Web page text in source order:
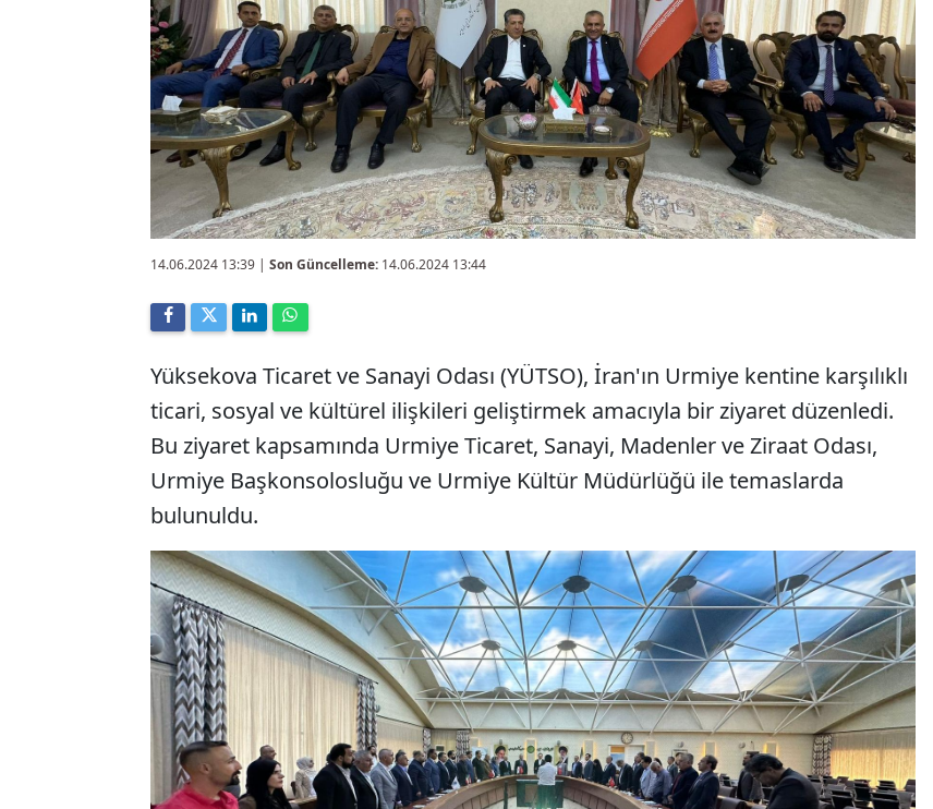
14.06.2024 13:39 | Son Güncelleme: 14.06.2024 13:44
Yüksekova Ticaret ve Sanayi Odası (YÜTSO), İran'ın Urmiye kentine karşılıklı
ticari, sosyal ve kültürel ilişkileri geliştirmek amacıyla bir ziyaret düzenledi.
Bu ziyaret kapsamında Urmiye Ticaret, Sanayi, Madenler ve Ziraat Odası,
Urmiye Başkonsolosluğu ve Urmiye Kültür Müdürlüğü ile temaslarda
bulunuldu.